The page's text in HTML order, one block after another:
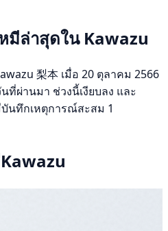
มีล่าสุดใน Kawazu
梨本 เมื่อ 20 ตุลาคม 2566
ที่ผ่านมา ช่วงนี้เงียบลง และ
นทึกเหตุการณ์สะสม 1